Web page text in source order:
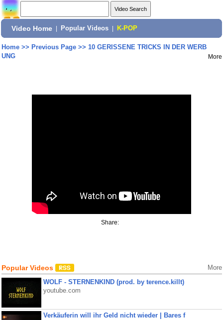
Video Home Popular Videos K-POP
Home>> Previous Page>> 10 GERISSENE TRICKS IN DER WERB
UNG
More
Share:
Popular Videos More
WOLF - STERNENKIND (prod. by terence.killt)
youtube.com
Verkäuferin will ihr Geld nicht wieder | Bares f